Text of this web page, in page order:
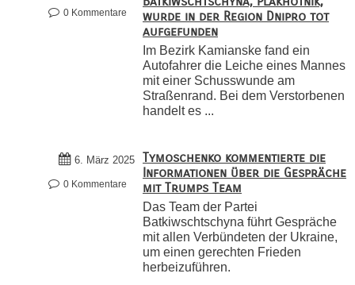
0 Kommentare
wurde in der Region Dnipro tot
aufgefunden
Im Bezirk Kamianske fand ein
Autofahrer die Leiche eines Mannes
mit einer Schusswunde am
Straßenrand. Bei dem Verstorbenen
handelt es ...
6. März 2025
0 Kommentare
Tymoschenko kommentierte die
Informationen über die Gespräche
mit Trumps Team
Das Team der Partei
Batkiwschtschyna führt Gespräche
mit allen Verbündeten der Ukraine,
um einen gerechten Frieden
herbeizuführen.